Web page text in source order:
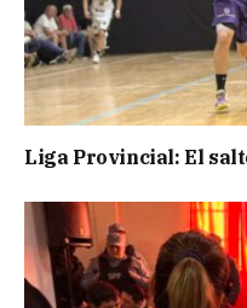
Liga Provincial: El